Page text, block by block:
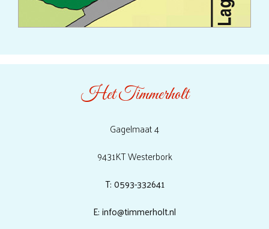
Het Timmerholt
Gagelmaat 4
9431KT Westerbork
T: 0593-332641
E: info@timmerholt.nl